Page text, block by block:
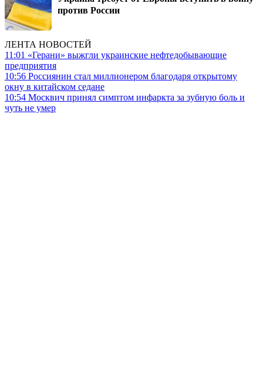
против России
ЛЕНТА НОВОСТЕЙ
11:01 «Герани» выжгли украинские нефтедобывающие
предприятия
10:56 Россиянин стал миллионером благодаря открытому
окну в китайском седане
10:54 Москвич принял симптом инфаркта за зубную боль и
чуть не умер